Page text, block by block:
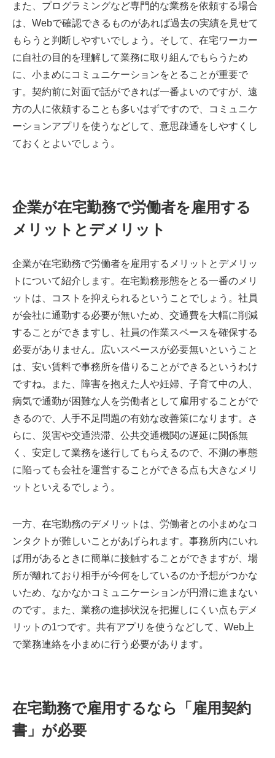
また、プログラミングなど専門的な業務を依頼する場合
は、Webで確認できるものがあれば過去の実績を見せて
もらうと判断しやすいでしょう。そして、在宅ワーカー
に自社の目的を理解して業務に取り組んでもらうため
に、小まめにコミュニケーションをとることが重要で
す。契約前に対面で話ができれば一番よいのですが、遠
方の人に依頼することも多いはずですので、コミュニケ
ーションアプリを使うなどして、意思疎通をしやすくし
ておくとよいでしょう。
企業が在宅勤務で労働者を雇用する
メリットとデメリット
企業が在宅勤務で労働者を雇用するメリットとデメリッ
トについて紹介します。在宅勤務形態をとる一番のメリ
ットは、コストを抑えられるということでしょう。社員
が会社に通勤する必要が無いため、交通費を大幅に削減
することができますし、社員の作業スペースを確保する
必要がありません。広いスペースが必要無いということ
は、安い賃料で事務所を借りることができるというわけ
ですね。また、障害を抱えた人や妊婦、子育て中の人、
病気で通勤が困難な人を労働者として雇用することがで
きるので、人手不足問題の有効な改善策になります。さ
らに、災害や交通渋滞、公共交通機関の遅延に関係無
く、安定して業務を遂行してもらえるので、不測の事態
に陥っても会社を運営することができる点も大きなメリ
ットといえるでしょう。
一方、在宅勤務のデメリットは、労働者との小まめなコ
ンタクトが難しいことがあげられます。事務所内にいれ
ば用があるときに簡単に接触することができますが、場
所が離れており相手が今何をしているのか予想がつかな
いため、なかなかコミュニケーションが円滑に進まない
のです。また、業務の進捗状況を把握しにくい点もデメ
リットの1つです。共有アプリを使うなどして、Web上
で業務連絡を小まめに行う必要があります。
在宅勤務で雇用するなら「雇用契約
書」が必要